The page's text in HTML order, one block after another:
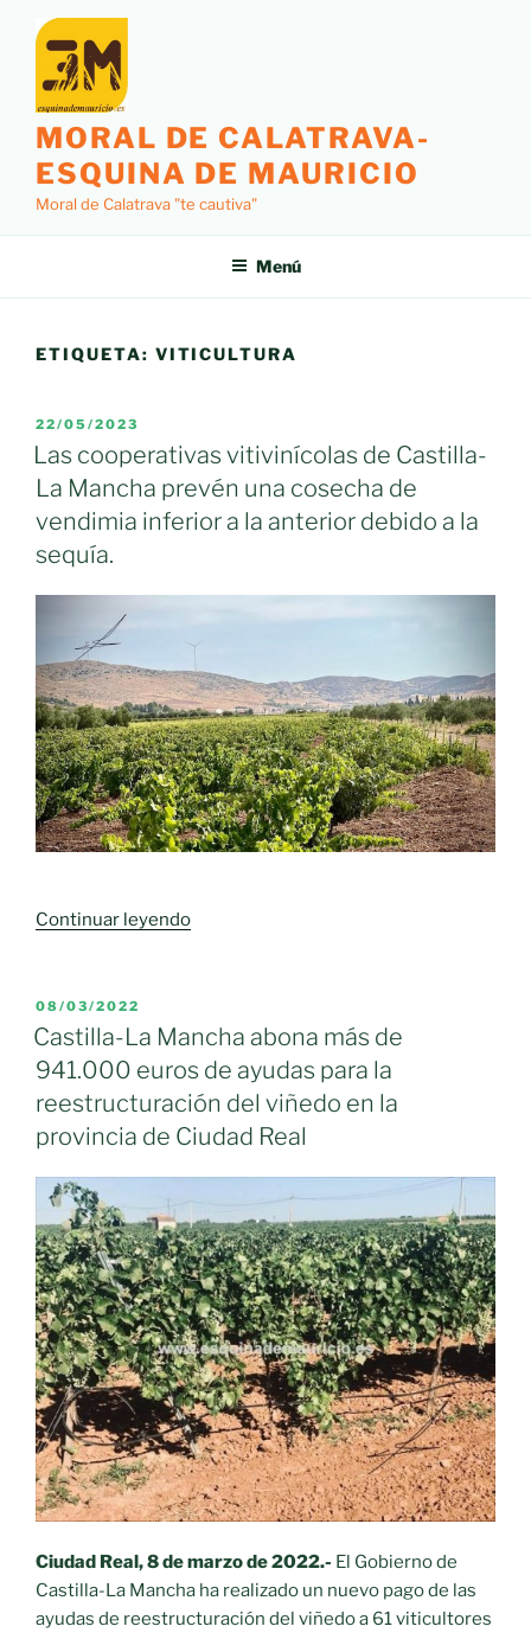
contenido
MORAL DE CALATRAVA-
ESQUINA DE MAURICIO
Moral de Calatrava "te cautiva"
Menú
ETIQUETA: VITICULTURA
PUBLICADO
EL
22/05/2023
Las cooperativas vitivinícolas de Castilla-
La Mancha prevén una cosecha de
vendimia inferior a la anterior debido a la
sequía.
Continuar leyendo«Las
Castilla-
La
Mancha
prevén
una
cosecha
vendimia
inferior
a
la
anterior
debido
a
la
sequía.»
PUBLICADO
EL
08/03/2022
Castilla-La Mancha abona más de
941.000 euros de ayudas para la
reestructuración del viñedo en la
provincia de Ciudad Real
Ciudad Real, 8 de marzo de 2022.- El Gobierno de
Castilla-La Mancha ha realizado un nuevo pago de las
ayudas de reestructuración del viñedo a 61 viticultores